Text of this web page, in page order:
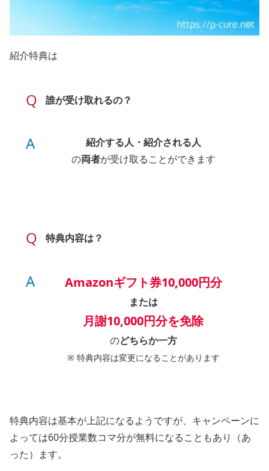
紹介特典は
Q 誰が受け取れるの？
A
紹介する人・紹介される人
の両者が受け取ることができます
Q 特典内容は？
A Amazonギフト券10,000円分
または
月謝10,000円分を免除
のどちらか一方
※ 特典内容は変更になることがあります
特典内容は基本が上記になるようですが、キャンペーンに
よっては60分授業数コマ分が無料になることもあり（あ
った）ます。